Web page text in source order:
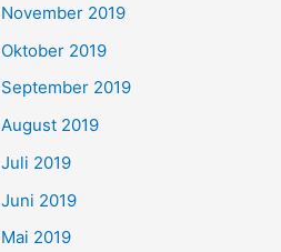
November 2019
Oktober 2019
September 2019
August 2019
Juli 2019
Juni 2019
Mai 2019